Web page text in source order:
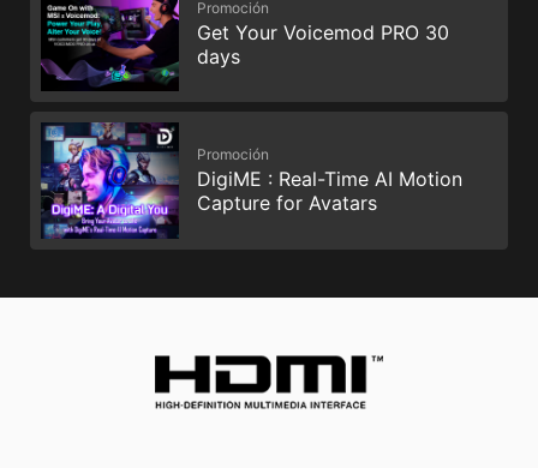
Promoción
Get Your Voicemod PRO 30
days
Promoción
DigiME : Real-Time AI Motion
Capture for Avatars